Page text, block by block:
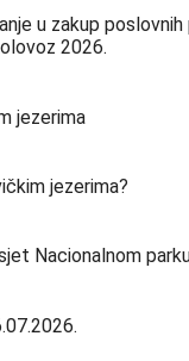
u zakup
2026.
jezerima
jezerima?
Nacionalnom